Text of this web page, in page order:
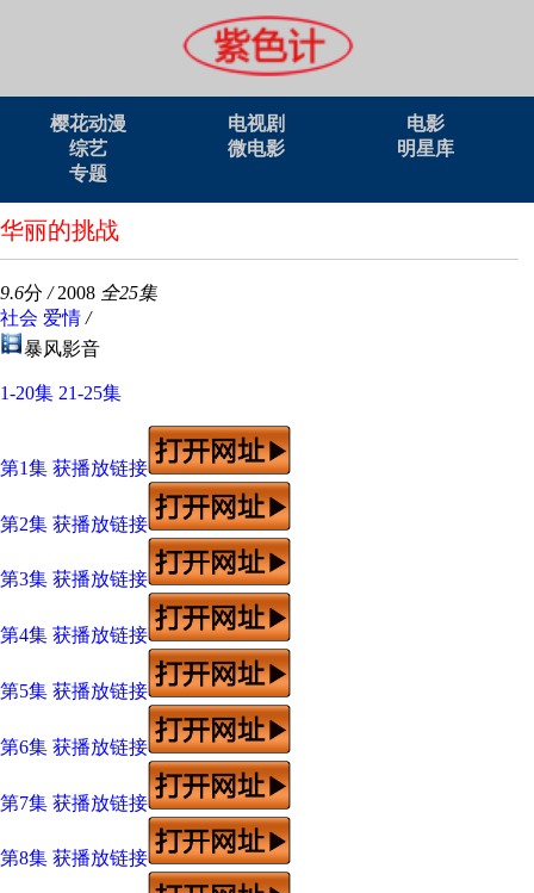
樱花动漫 电视剧
电影
综艺
微电影
明星库
专题
华丽的挑战
9.6分 /2008 全25集
社会 爱情 /
暴风影音
1-20集 21-25集
第1集 获播放链接
第2集 获播放链接
第3集 获播放链接
第4集 获播放链接
第5集 获播放链接
第6集 获播放链接
第7集 获播放链接
第8集 获播放链接